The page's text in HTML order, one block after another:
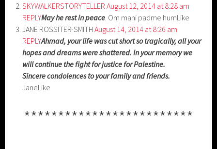
SKYWALKERSTORYTELLER August 12, 2014 at 8:28 am
REPLYMay he rest in peace . Om mani padme humLike
JANE ROSSITER-SMITHAugust 14, 2014 at 8:26 am
REPLYAhmad, your life was cut short so tragically, all your
hopes and dreams were shattered. In your memory we
will continue the fight for justice for Palestine.
Sincere condolences to your family and friends.
JaneLike
*************************